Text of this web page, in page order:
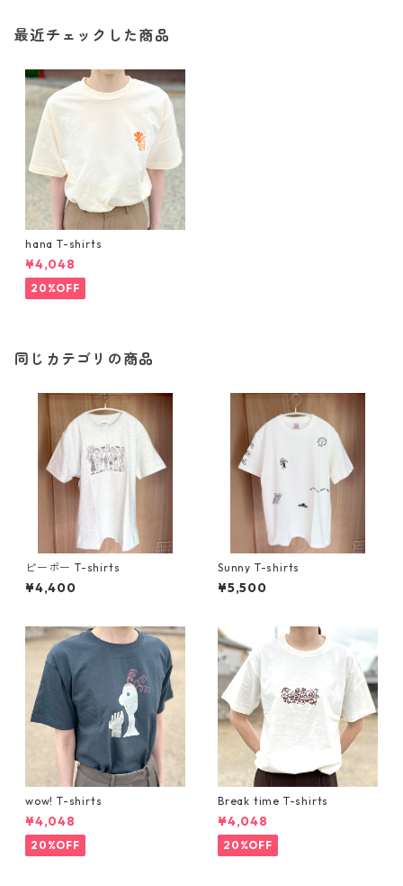
最近チェックした商品
hana T-shirts
¥4,048
20%OFF
同じカテゴリの商品
ピーポー T-shirts
¥4,400
Sunny T-shirts
¥5,500
wow! T-shirts
¥4,048
20%OFF
Break time T-shirts
¥4,048
20%OFF